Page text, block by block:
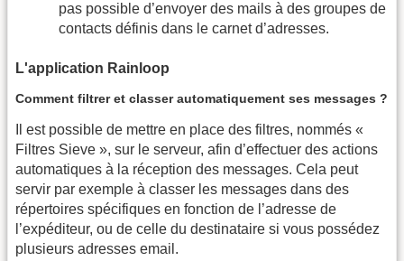
pas possible d’envoyer des mails à des groupes de
contacts définis dans le carnet d’adresses.
L'application Rainloop
Comment filtrer et classer automatiquement ses messages ?
Il est possible de mettre en place des filtres, nommés «
Filtres Sieve », sur le serveur, afin d’effectuer des actions
automatiques à la réception des messages. Cela peut
servir par exemple à classer les messages dans des
répertoires spécifiques en fonction de l’adresse de
l’expéditeur, ou de celle du destinataire si vous possédez
plusieurs adresses email.